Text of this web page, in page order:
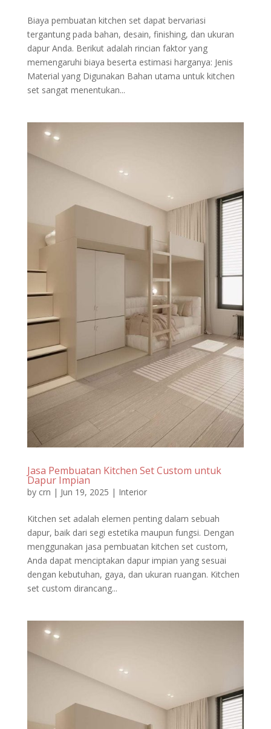
Biaya pembuatan kitchen set dapat bervariasi
tergantung pada bahan, desain, finishing, dan ukuran
dapur Anda. Berikut adalah rincian faktor yang
memengaruhi biaya beserta estimasi harganya: Jenis
Material yang Digunakan Bahan utama untuk kitchen
set sangat menentukan...
Jasa Pembuatan Kitchen Set Custom untuk
Dapur Impian
by crn | Jun 19, 2025 | Interior
Kitchen set adalah elemen penting dalam sebuah
dapur, baik dari segi estetika maupun fungsi. Dengan
menggunakan jasa pembuatan kitchen set custom,
Anda dapat menciptakan dapur impian yang sesuai
dengan kebutuhan, gaya, dan ukuran ruangan. Kitchen
set custom dirancang...